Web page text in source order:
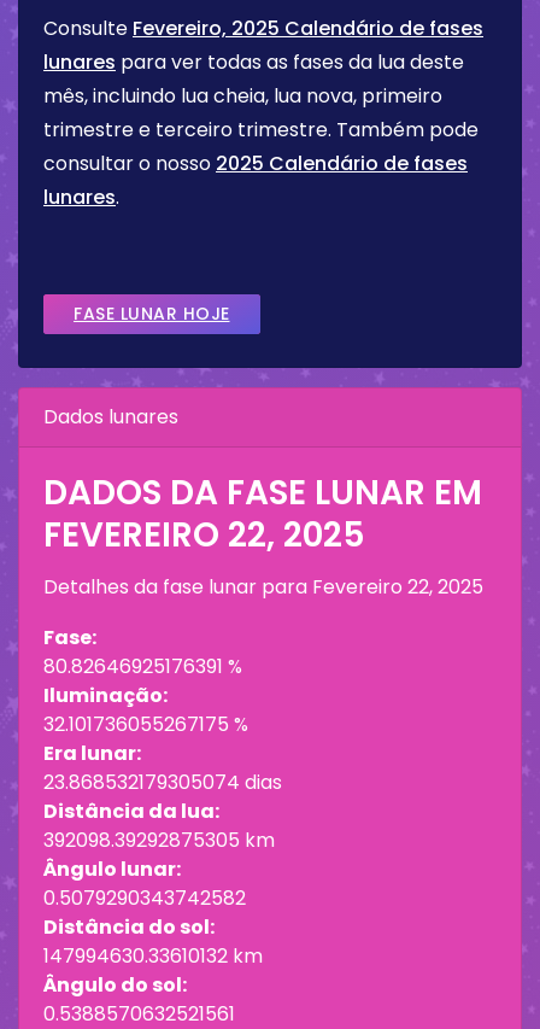
Consulte Fevereiro, 2025 Calendário de fases
lunares para ver todas as fases da lua deste
mês, incluindo lua cheia, lua nova, primeiro
trimestre e terceiro trimestre. Também pode
consultar o nosso 2025 Calendário de fases
lunares.
FASE LUNAR HOJE
Dados lunares
DADOS DA FASE LUNAR EM
FEVEREIRO 22, 2025
Detalhes da fase lunar para Fevereiro 22, 2025
Fase:
80.82646925176391 %
Iluminação:
32.101736055267175 %
Era lunar:
23.868532179305074 dias
Distância da lua:
392098.39292875305 km
Ângulo lunar:
0.5079290343742582
Distância do sol:
147994630.33610132 km
Ângulo do sol:
0.5388570632521561